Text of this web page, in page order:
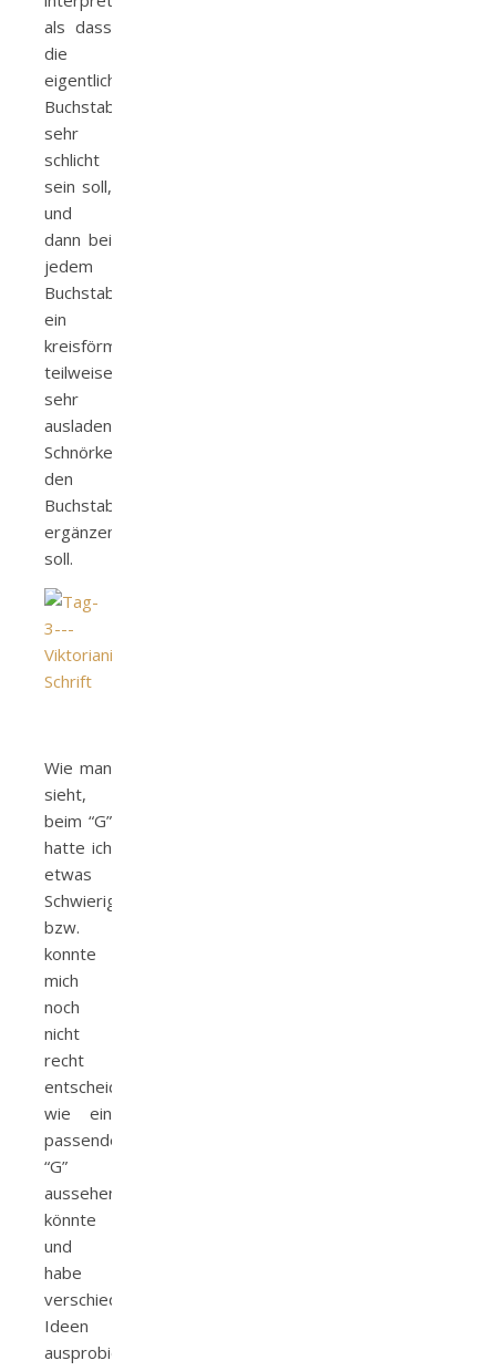
als dass
die
eigentliche
Buchstabenform
sehr
schlicht
sein soll,
und
dann bei
jedem
Buchstaben
ein
kreisförmiger,
teilweise
sehr
ausladender
Schnörkel
den
Buchstaben
ergänzen
soll.
Wie man
sieht,
beim “G”
hatte ich
etwas
Schwierigkeiten,
bzw.
konnte
mich
noch
nicht
recht
entscheiden,
wie ein
passendes
“G”
aussehen
könnte
und
habe
verschiedene
Ideen
ausprobiert.